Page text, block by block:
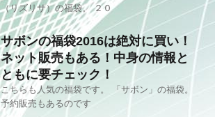
（リズリサ）の福袋。 ２０
サボンの福袋2016は絶対に買い！
ネット販売もある！中身の情報と
ともに要チェック！
こちらも人気の福袋です。 「サボン」の福袋。
予約販売もあるのです